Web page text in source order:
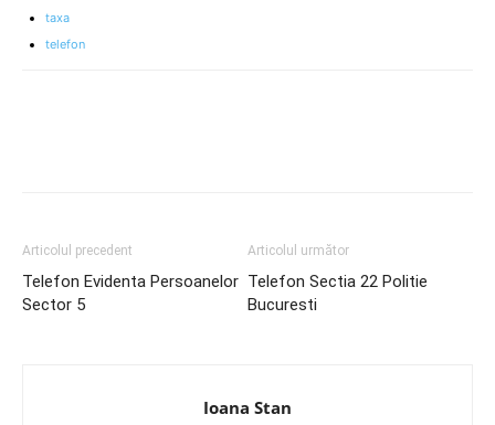
taxa
telefon
Articolul precedent
Telefon Evidenta Persoanelor
Sector 5
Articolul următor
Telefon Sectia 22 Politie
Bucuresti
Ioana Stan